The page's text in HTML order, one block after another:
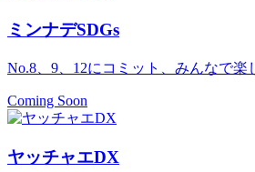
ミンナデSDGs
No.8、9、12にコミット、みんなで楽
Coming Soon
ヤッチャエDX